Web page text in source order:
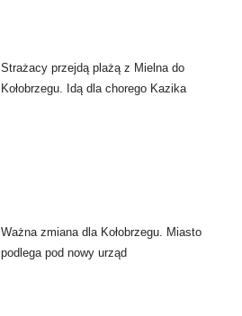
Strażacy przejdą plażą z Mielna do
Kołobrzegu. Idą dla chorego Kazika
Ważna zmiana dla Kołobrzegu. Miasto
podlega pod nowy urząd